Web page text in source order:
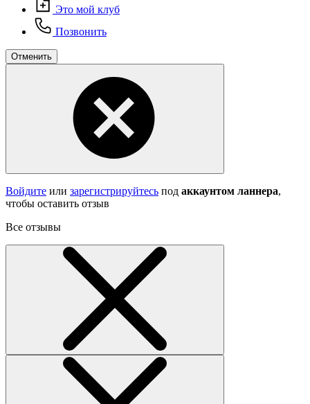
Это мой клуб
Позвонить
Отменить
Войдите или зарегистрируйтесь под аккаунтом ланнера,
чтобы оставить отзыв
Все отзывы